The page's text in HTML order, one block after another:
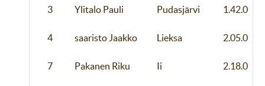
3 Ylitalo Pauli Pudasjärvi 1.42.0
4 saaristo Jaakko Lieksa 2.05.0
7 Pakanen Riku Ii 2.18.0